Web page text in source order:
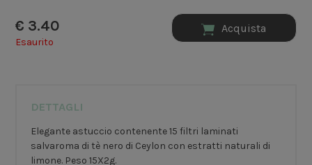
€ 3.40
Esaurito
Acquista
DETTAGLI
Elegante astuccio contenente 15 filtri laminati
salvaroma di tè nero di Ceylon con estratti naturali di
limone. Peso 15X2g.